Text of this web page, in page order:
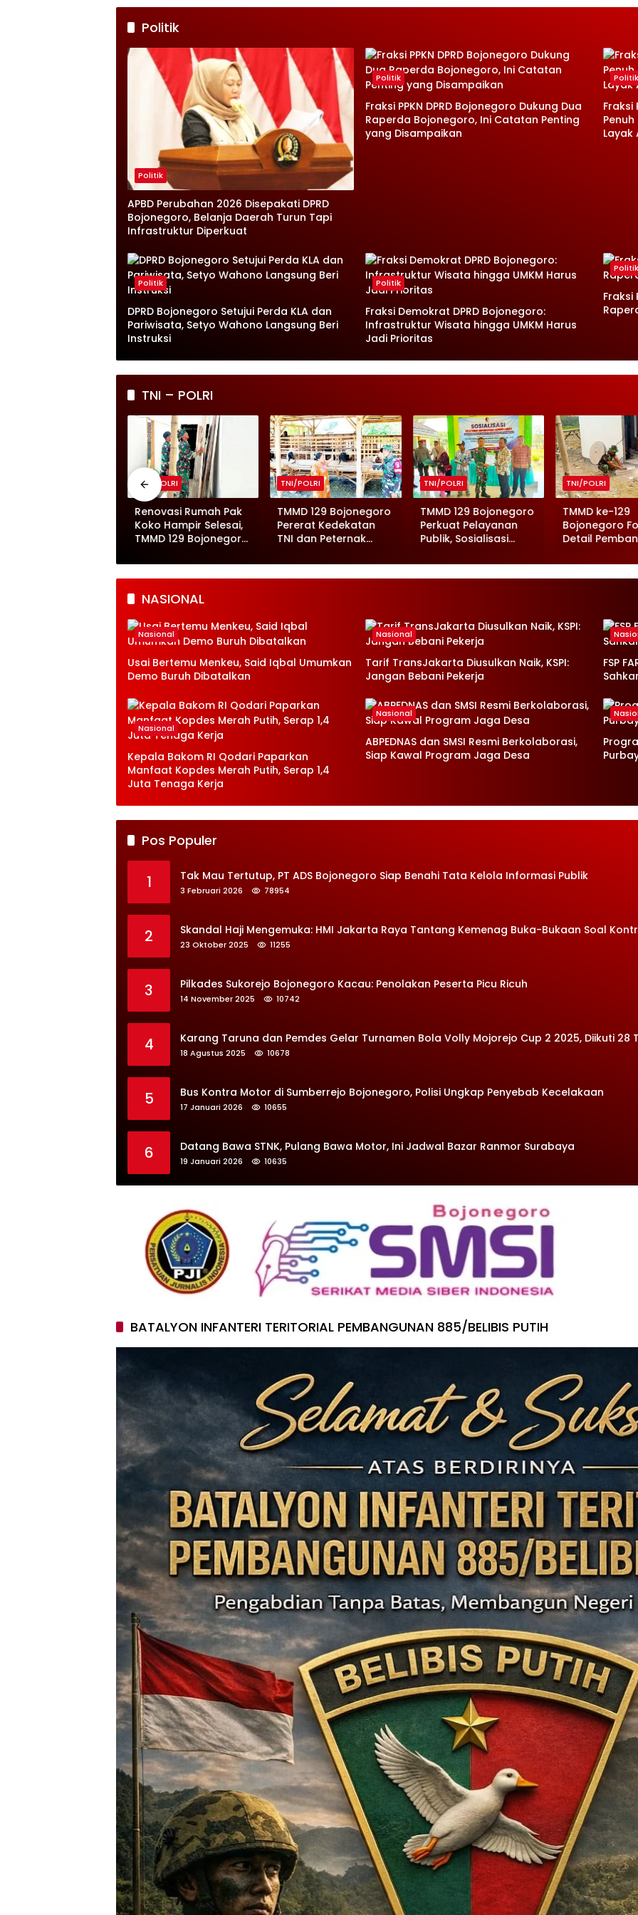
Politik
Politik
APBD Perubahan 2026 Disepakati DPRD
Bojonegoro, Belanja Daerah Turun Tapi
Infrastruktur Diperkuat
Politik
Fraksi PPKN DPRD Bojonegoro Dukung Dua
Raperda Bojonegoro, Ini Catatan Penting
yang Disampaikan
Politik
Fraksi
Layak
Politik
DPRD Bojonegoro Setujui Perda KLA dan
Pariwisata, Setyo Wahono Langsung Beri
Instruksi
Politik
Fraksi Demokrat DPRD Bojonegoro:
Infrastruktur Wisata hingga UMKM Harus
Jadi Prioritas
Politik
Fraksi
TNI – POLRI
TNI/POLRI
Renovasi Rumah Pak
Koko Hampir Selesai,
TMMD 129 Bojonegoro
Pesat
TNI/POLRI
TMMD 129 Bojonegoro
Pererat Kedekatan
TNI dan Peternak
TNI/POLRI
TMMD 129 Bojonegoro
Perkuat Pelayanan
Publik, Sosialisasi
Desa Kesongo
TNI/POLRI
TMMD ke-129
Bojonegoro
Detail
Desa Kesongo
NASIONAL
Nasional
Usai Bertemu Menkeu, Said Iqbal Umumkan
Demo Buruh Dibatalkan
Nasional
Tarif TransJakarta Diusulkan Naik, KSPI:
Jangan Bebani Pekerja
FSP
Nasional
Kepala Bakom RI Qodari Paparkan
Manfaat Kopdes Merah Putih, Serap 1,4
Juta Tenaga Kerja
Nasional
ABPEDNAS dan SMSI Resmi Berkolaborasi,
Siap Kawal Program Jaga Desa
Pos Populer
1 Tak Mau Tertutup, PT ADS Bojonegoro Siap Benahi Tata Kelola Informasi Publik
3 Februari 2026 78954
2 Skandal Haji Mengemuka: HMI Jakarta Raya Tantang Kemenag Buka-Bukaan Soal
23 Oktober 2025 11255
3 Pilkades Sukorejo Bojonegoro Kacau: Penolakan Peserta Picu Ricuh
14 November 2025 10742
4 Karang Taruna dan Pemdes Gelar Turnamen Bola Volly Mojorejo Cup 2 2025, Diikuti 28
18 Agustus 2025 10678
5 Bus Kontra Motor di Sumberrejo Bojonegoro, Polisi Ungkap Penyebab Kecelakaan
17 Januari 2026 10655
6 Datang Bawa STNK, Pulang Bawa Motor, Ini Jadwal Bazar Ranmor Surabaya
19 Januari 2026 10635
BATALYON INFANTERI TERITORIAL PEMBANGUNAN 885/BELIBIS PUTIH